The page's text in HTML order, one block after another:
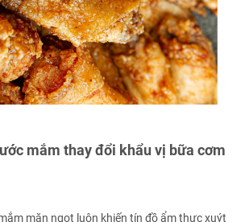
mắm thay đổi khẩu vị bữa cơm
mặn ngọt luôn khiến tín đồ ẩm thực xuýt